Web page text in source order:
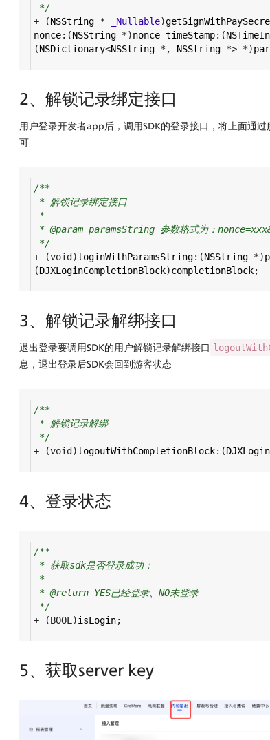
*/
+ (NSString * _Nullable)
nonce:(NSString *)nonce timeStamp:(
(NSDictionary<NSString * , NSString *> *)
2、解锁记录绑定接口
用户登录开发者app后，调用SDK的登录接口，将上面通
可
/**
* 解锁记录绑定接口
*
* @param paramsString 参数格式为：
*/
+ (void )loginWithParamsString:(NSString *)
(DJXLoginCompletionBlock)completionBlock;
3、解锁记录解绑接口
退出登录要调用SDK的用户解锁记录解绑接口
息，退出登录后SDK会回到游客状态
/**
* 解锁记录解绑
*/
+ (void )logoutWithCompletionBlock:(
4、登录状态
/**
* 获取sdk是否登录成功：
*
* @return YES已经登录、NO未登录
*/
+ (BOOL )isLogin;
5、获取server key